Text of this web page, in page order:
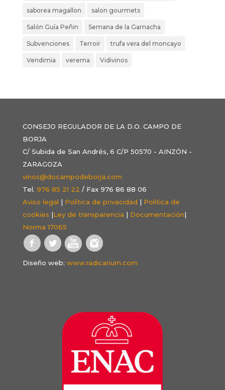
saborea magallon salon gourmets
Salón Guía Peñin Semana de la Garnacha
Subvenciones Terroir trufa vera del moncayo
Vendimia verema Vidivinos
CONSEJO REGULADOR DE LA D.O. CAMPO DE
BORJA
C/ Subida de San Andrés, 6 C/P 50570 - AINZÓN -
ZARAGOZA
vinos@docampodeborja.com
Tel. 976 85 21 22 / Fax 976 86 88 06
Aviso legal | Política de privacidad | Política de
cookies |Ley de transparencia | Documentación|
Norma 17065
Diseño web: www.radicarium.com